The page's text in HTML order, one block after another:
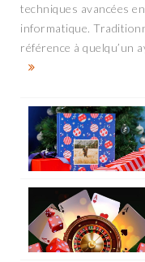
techniques avancées
informatique.
référence à quelqu’un